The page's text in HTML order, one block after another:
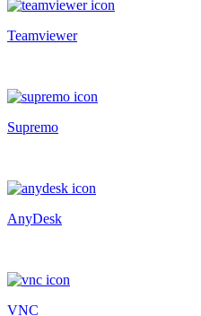
Teamviewer
Supremo
AnyDesk
VNC